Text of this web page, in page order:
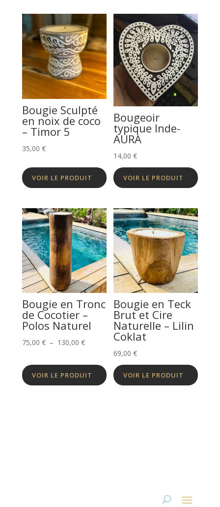
Bougie Sculpté
en noix de coco
– Timor 5
35,00 €
VOIR LE PRODUIT
Bougeoir
typique Inde-
AURA
14,00€
VOIR LE PRODUIT
Bougie en Tronc
de Cocotier –
Polos Naturel
75,00 € – 130,00 €Plage
prix :
75,00 €
VOIR LE PRODUIT
Bougie en Teck
Brut et Cire
Naturelle – Lilin
Coklat
69,00€
VOIR LE PRODUIT